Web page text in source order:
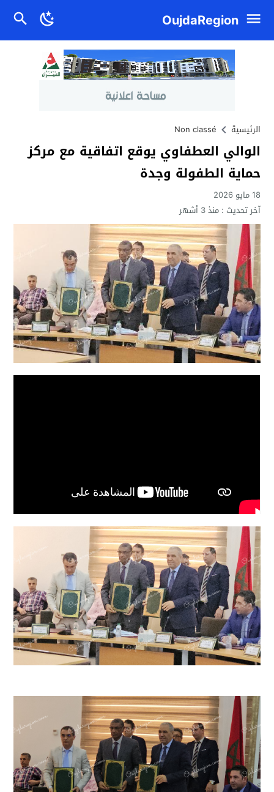
OujdaRegion
الرئيسية Non classé
الوالي العطفاوي يوقع اتفاقية مع مركز
حماية الطفولة وجدة
18 مايو 2026
آخر تحديث :منذ 3 أشهر